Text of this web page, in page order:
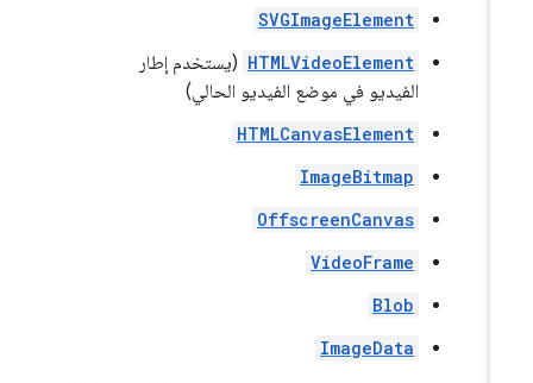
SVGImageElement
HTMLVideoElement (يستخدم إطار
الفيديو في موضع الفيديو الحالي)
HTMLCanvasElement
ImageBitmap
OffscreenCanvas
VideoFrame
Blob
ImageData